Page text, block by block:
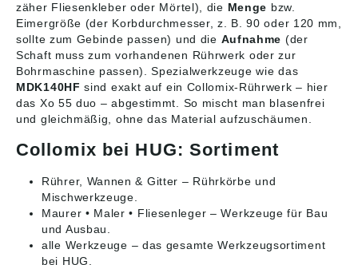
zäher Fliesenkleber oder Mörtel), die Menge bzw.
Eimergröße (der Korbdurchmesser, z. B. 90 oder 120 mm,
sollte zum Gebinde passen) und die Aufnahme (der
Schaft muss zum vorhandenen Rührwerk oder zur
Bohrmaschine passen). Spezialwerkzeuge wie das
MDK140HF sind exakt auf ein Collomix-Rührwerk – hier
das Xo 55 duo – abgestimmt. So mischt man blasenfrei
und gleichmäßig, ohne das Material aufzuschäumen.
Collomix bei HUG: Sortiment
Rührer, Wannen & Gitter – Rührkörbe und
Mischwerkzeuge.
Maurer • Maler • Fliesenleger – Werkzeuge für Bau
und Ausbau.
alle Werkzeuge – das gesamte Werkzeugsortiment
bei HUG.